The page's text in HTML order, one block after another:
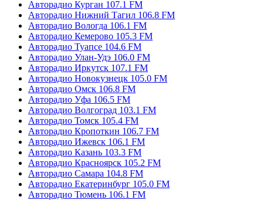
Авторадио Курган 107.1 FM
Авторадио Нижний Тагил 106.8 FM
Авторадио Вологда 106.1 FM
Авторадио Кемерово 105.3 FM
Авторадио Туапсе 104.6 FM
Авторадио Улан-Удэ 106.0 FM
Авторадио Иркутск 107.1 FM
Авторадио Новокузнецк 105.0 FM
Авторадио Омск 106.8 FM
Авторадио Уфа 106.5 FM
Авторадио Волгоград 103.1 FM
Авторадио Томск 105.4 FM
Авторадио Кропоткин 106.7 FM
Авторадио Ижевск 106.1 FM
Авторадио Казань 103.3 FM
Авторадио Красноярск 105.2 FM
Авторадио Самара 104.8 FM
Авторадио Екатеринбург 105.0 FM
Авторадио Тюмень 106.1 FM